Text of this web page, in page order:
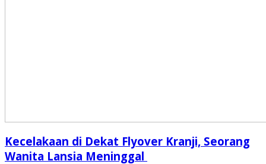
Kecelakaan di Dekat Flyover Kranji, Seorang
Wanita Lansia Meninggal